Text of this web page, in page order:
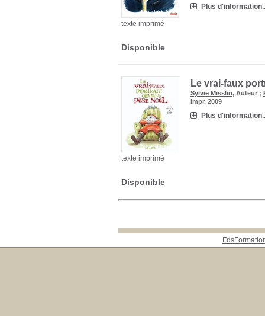
texte imprimé
Plus
Disponible
texte imprimé
Le vrai-faux
Sylvie Misslin, Auteur ;
impr. 2009
Plus
Disponible